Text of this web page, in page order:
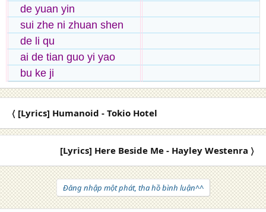
de yuan yin
sui zhe ni zhuan shen
de li qu
ai de tian guo yi yao
bu ke ji
〈 [Lyrics] Humanoid - Tokio Hotel
[Lyrics] Here Beside Me - Hayley Westenra 〉
Đăng nhập một phát, tha hồ bình luận^^